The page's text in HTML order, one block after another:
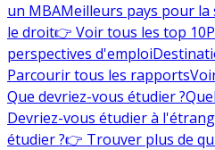
un MBAMeilleurs pays pour la
le droit👉 Voir tous les top 10
perspectives d'emploi
Parcourir tous les rapports
Que devriez-vous étudier ?
Devriez-vous étudier à
étudier ?👉 Trouver plus de